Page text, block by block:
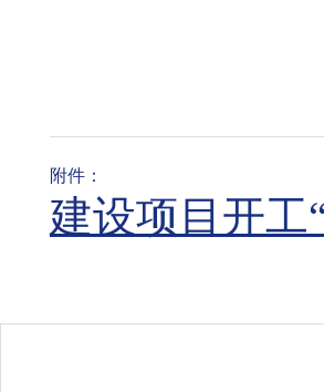
附件：
建设项目开工